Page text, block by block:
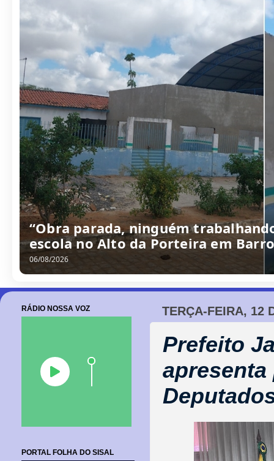
“Obra parada, ninguém
escola no Alto da Porteira em
06/08/2026
TERÇA-FEIRA, 12
Prefeito
apresenta
RÁDIO NOSSA VOZ
PORTAL FOLHA DO SISAL